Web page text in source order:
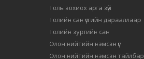
Толь зохиох арга зүй
Толийн сан үсгийн дарааллаар
Толийн зургийн сан
Олон нийтийн нэмсэн үг
Олон нийтийн нэмсэн тайлбар